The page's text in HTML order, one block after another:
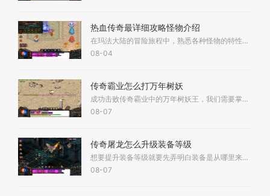
热血传奇最详细攻略怪物介绍
在玛法大陆的冒险旅程中，熟悉各种怪物的特性至关重要。我们从最基础的怪物说起，那些在1-10级区域游荡的小家伙们，比如温顺的鹿和不会主动攻击的蝙蝠，都是咱们初入江湖时理想
08-04
传奇霸业怎么打万年树妖
成功击败传奇霸业中的万年树妖王，我们需要掌握它的核心特点和基本要求。这个boss最为独特的地方在于它会开启三种不同属性的护盾防护，分别降低物理、魔法和道术攻击带来的伤害
08-07
传奇屠龙怎么升级装备等级
想要提升装备等级就要先弄明白装备是从哪里来的。在传奇屠龙里，装备获取可不是一件简单的事情，需要小伙伴们花费不少心思。最常见的方式就是去挑战那些强大的BOSS，有些特定的
08-07